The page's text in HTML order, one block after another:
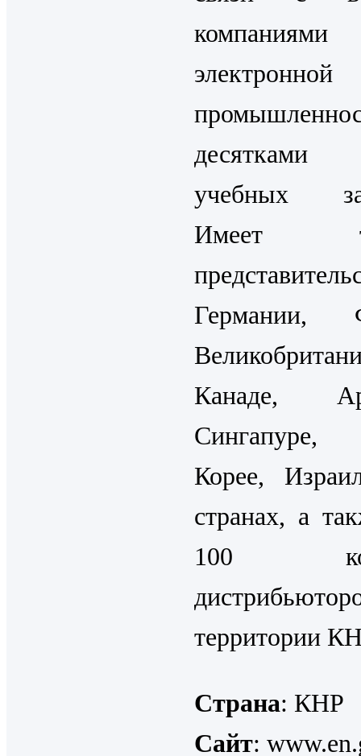
компаниями
электронной
десятками
учебных
Имеет
Германии,
Канаде,
Корее,
странах, а
100
территории
Страна: КНР
Сайт: